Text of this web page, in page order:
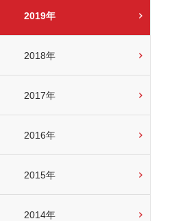
2019年
2018年
2017年
2016年
2015年
2014年